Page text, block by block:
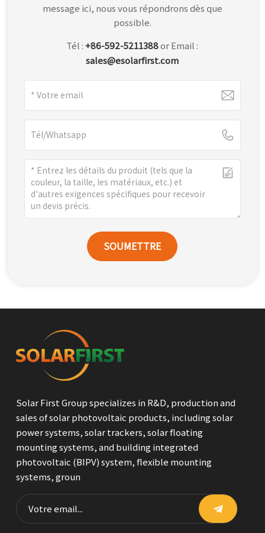
message ici, nous vous répondrons dès que
possible.
Tél :+86-592-5211388or Email :
sales@esolarfirst.com
SOUMETTRE
Solar First Group specializes in R&D, production and
sales of solar photovoltaic products, including solar
power systems, solar trackers, solar floating
mounting systems, and building integrated
photovoltaic (BIPV) system, flexible mounting
systems, groun